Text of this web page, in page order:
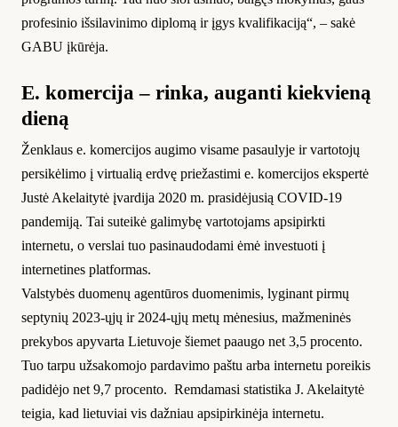
profesinio išsilavinimo diplomą ir įgys kvalifikaciją“, – sakė
GABU įkūrėja.
E. komercija – rinka, auganti kiekvieną
dieną
Ženklaus e. komercijos augimo visame pasaulyje ir vartotojų
persikėlimo į virtualią erdvę priežastimi e. komercijos ekspertė
Justė Akelaitytė įvardija 2020 m. prasidėjusią COVID-19
pandemiją. Tai suteikė galimybę vartotojams apsipirkti
internetu, o verslai tuo pasinaudodami ėmė investuoti į
internetines platformas.
Valstybės duomenų agentūros duomenimis, lyginant pirmų
septynių 2023-ųjų ir 2024-ųjų metų mėnesius, mažmeninės
prekybos apyvarta Lietuvoje šiemet paaugo net 3,5 procento.
Tuo tarpu užsakomojo pardavimo paštu arba internetu poreikis
padidėjo net 9,7 procento. Remdamasi statistika J. Akelaitytė
teigia, kad lietuviai vis dažniau apsipirkinėja internetu.